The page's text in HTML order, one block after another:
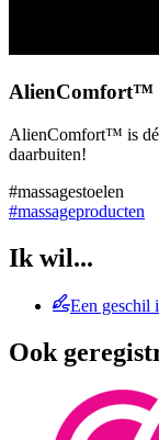
AlienComfort™
AlienComfort™ is dé
daarbuiten!
#massagestoelen
#massageproducten
Ik wil...
Een geschil
Ook